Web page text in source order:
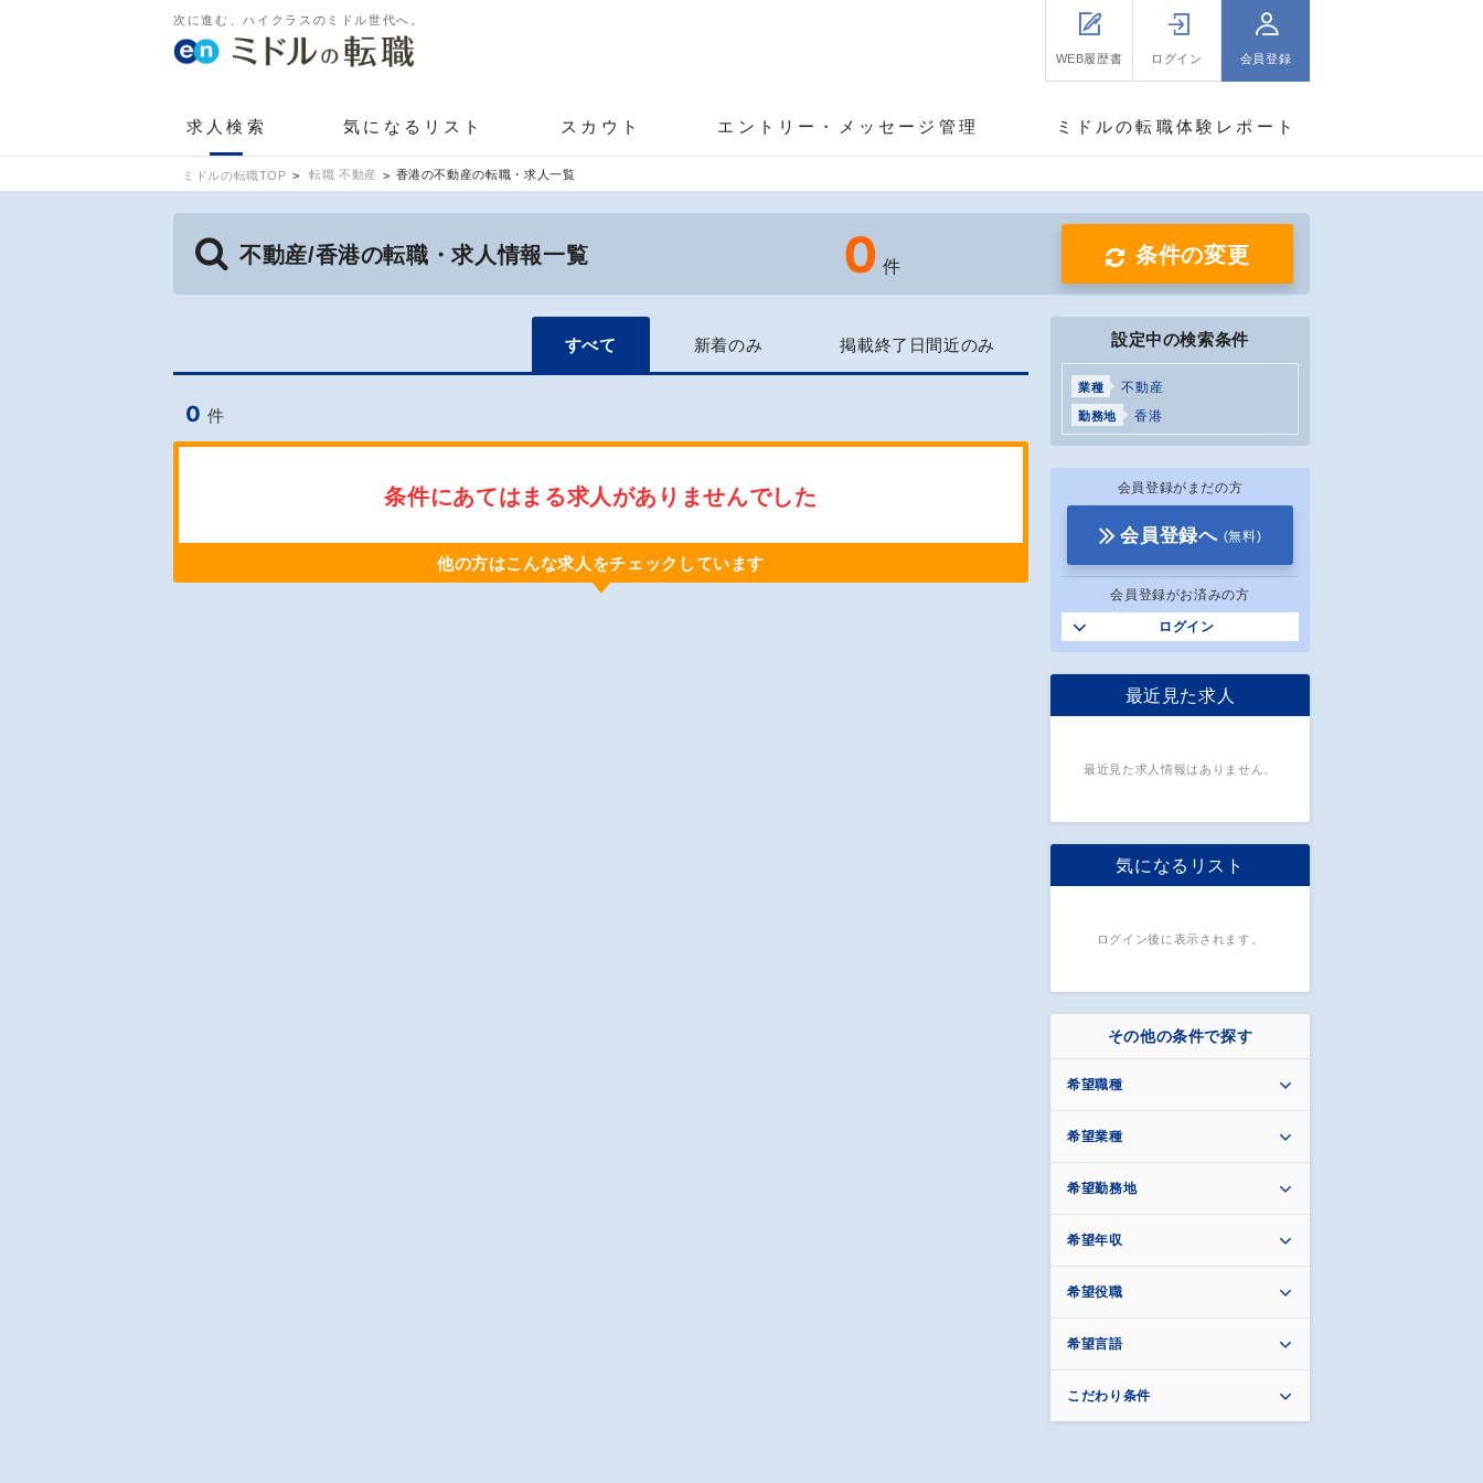
次に進む、ハイクラスのミドル世代へ。
WEB履歴書 ログイン 会員登録
求人検索 気になるリスト スカウト エントリー・メッセージ管理 ミドルの転職体験レポート
ミドルの転職TOP 転職 不動産 香港の不動産の転職・求人一覧
不動産/香港の転職・求人情報一覧 0 件 条件の変更
すべて 新着のみ 掲載終了日間近のみ
0 件
条件にあてはまる求人がありませんでした
他の方はこんな求人をチェックしています
設定中の検索条件
業種 不動産
勤務地 香港
会員登録がまだの方
会員登録へ (無料)
会員登録がお済みの方
ログイン
最近見た求人
最近見た求人情報はありません。
気になるリスト
ログイン後に表示されます。
その他の条件で探す
希望職種
希望業種
希望勤務地
希望年収
希望役職
希望言語
こだわり条件